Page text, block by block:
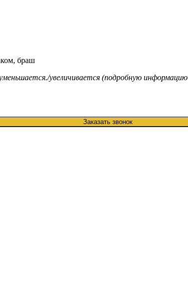
браш
увеличивается (подробную
Заказать звонок